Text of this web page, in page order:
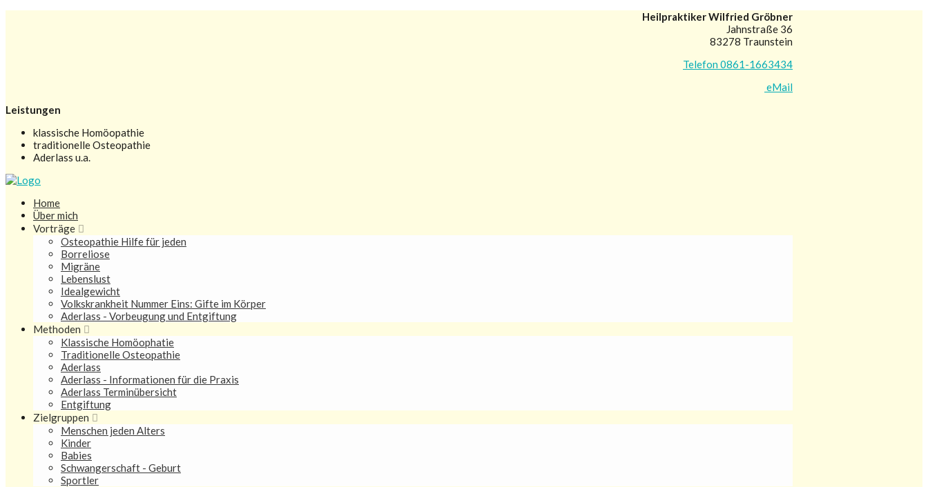
Heilpraktiker Wilfried Gröbner
Jahnstraße 36
83278 Traunstein
Telefon 0861-1663434
eMail
Leistungen
klassische Homöopathie
traditionelle Osteopathie
Aderlass u.a.
Home
Über mich
Vorträge
Osteopathie Hilfe für jeden
Borreliose
Migräne
Lebenslust
Idealgewicht
Volkskrankheit Nummer Eins: Gifte im Körper
Aderlass - Vorbeugung und Entgiftung
Methoden
Klassische Homöophatie
Traditionelle Osteopathie
Aderlass
Aderlass - Informationen für die Praxis
Aderlass Terminübersicht
Entgiftung
Zielgruppen
Menschen jeden Alters
Kinder
Babies
Schwangerschaft - Geburt
Sportler